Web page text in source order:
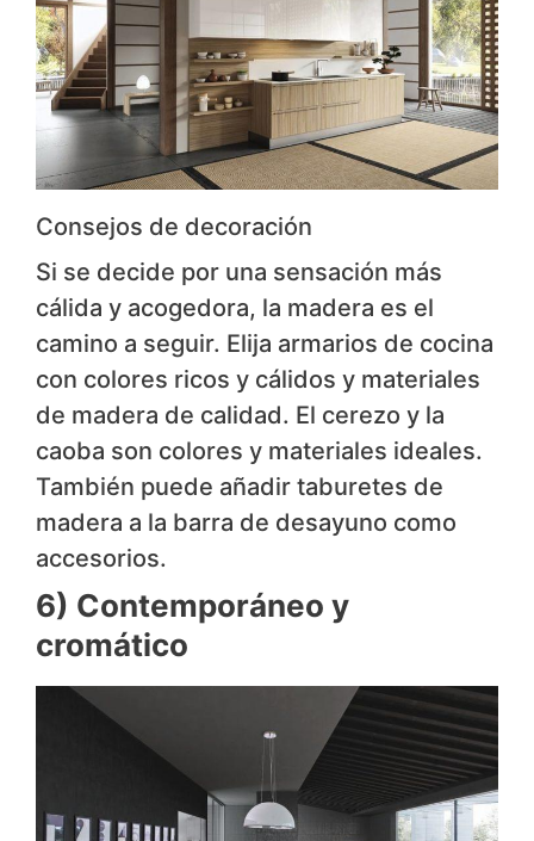
Consejos de decoración
Si se decide por una sensación más
cálida y acogedora, la madera es el
camino a seguir. Elija armarios de cocina
con colores ricos y cálidos y materiales
de madera de calidad. El cerezo y la
caoba son colores y materiales ideales.
También puede añadir taburetes de
madera a la barra de desayuno como
accesorios.
6) Contemporáneo y
cromático